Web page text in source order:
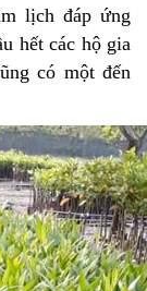
lịch đáp ứng
hết các hộ gia
có một đến